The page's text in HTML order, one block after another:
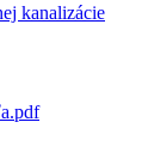
kanalizácie